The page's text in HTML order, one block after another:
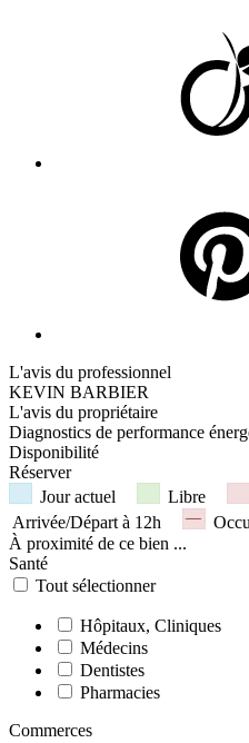
L'avis du professionnel
KEVIN BARBIER
L'avis du propriétaire
Diagnostics de performance
Disponibilité
Réserver
Jour actuel
Libre
Arrivée/Départ à 12h
À proximité de ce bien ...
Santé
Tout sélectionner
Hôpitaux, Cliniques
Médecins
Dentistes
Pharmacies
Commerces